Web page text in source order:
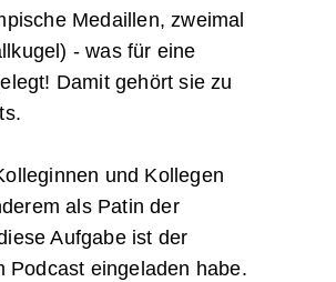
Medaillen, zweimal
- was für eine
Damit gehört sie zu
und Kollegen
als Patin der
Aufgabe ist der
Podcast eingeladen habe.